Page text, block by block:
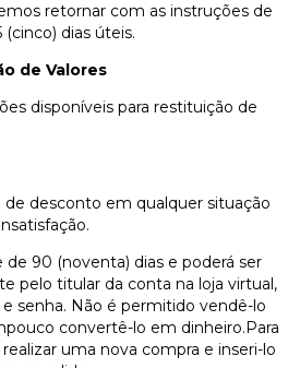
retornar com as instruções de
dias úteis.
de Valores
disponíveis para restituição de
desconto em qualquer situação
90 (noventa) dias e poderá ser
pelo titular da conta na loja virtual,
senha. Não é permitido vendê-lo
convertê-lo em dinheiro.Para
uma nova compra e inseri-lo